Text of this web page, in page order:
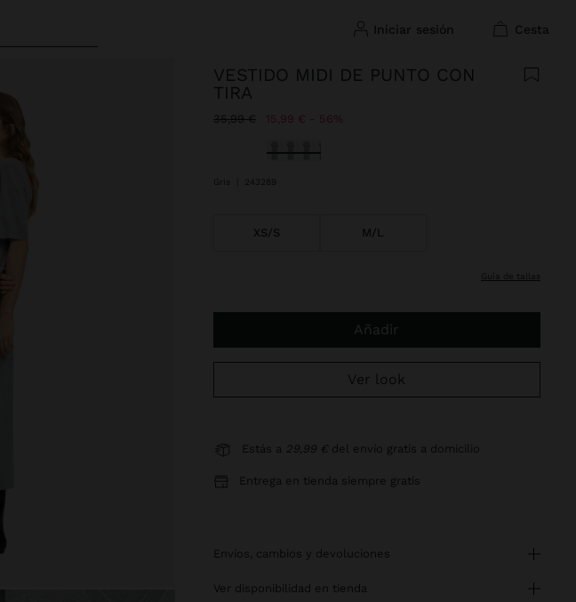
iniciar sesión cesta
VESTIDO MIDI DE PUNTO CON
TIRA
Precio rebajado de
35,99 €A 15,99 € 56%
Seleccionado
Gris 243289
XS/S M/L
guía de tallas
Añadir
Ver look
Estás a 29,99 € del envío gratis a domicilio
Entrega en tienda siempre gratis
envíos, cambios y devoluciones
ver disponibilidad en tienda